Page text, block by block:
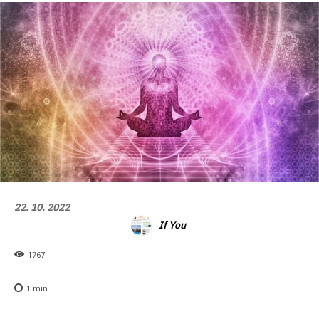
22. 10. 2022
If You
1767
1 min.